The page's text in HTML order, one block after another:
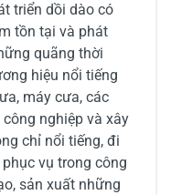
triển dồi dào có
tồn tại và phát
quãng thời
hiệu nổi tiếng
máy cưa, các
nghiệp và xây
chỉ nổi tiếng, đi
vụ trong công
sản xuất những